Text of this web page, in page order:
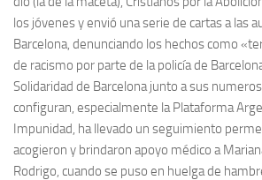
los jóvenes y envió una serie de cartas a las
Barcelona, denunciando los hechos como
de racismo por parte de la policía de
Solidaridad de Barcelona junto a sus
configuran, especialmente la Plataforma
Impunidad, ha llevado un seguimiento
acogieron y brindaron apoyo médico a
Rodrigo, cuando se puso en huelga de